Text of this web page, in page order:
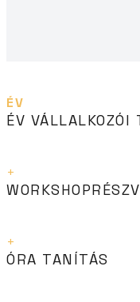
ÉV
ÉV VÁLLALKOZÓI
+
+
ÓRA TANÍTÁS